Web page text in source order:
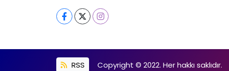
RSS Copyright © 2022. Her hakkı saklıdır.